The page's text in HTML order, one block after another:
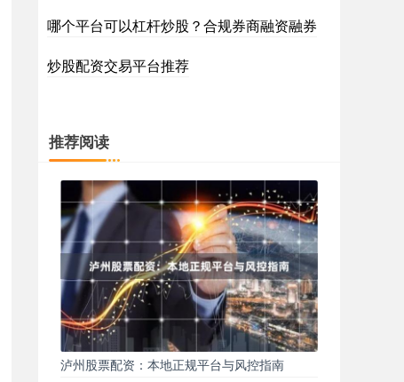
哪个平台可以杠杆炒股？合规券商融资融券
炒股配资交易平台推荐
推荐阅读
泸州股票配资：本地正规平台与风控指南